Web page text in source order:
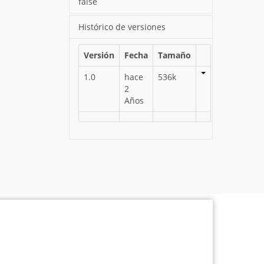
Histórico de versiones
Versión Fecha
Tamaño
1.0
hace
2
Años
536k